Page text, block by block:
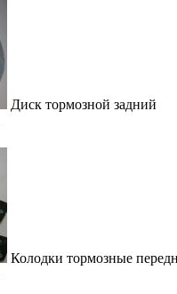
Диск тормозной задний
Колодки тормозные